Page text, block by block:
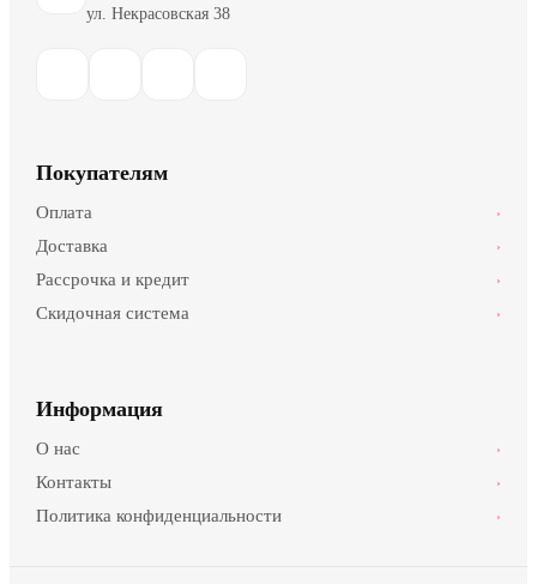
ул. Некрасовская 38
Покупателям
Оплата ›
Доставка ›
Рассрочка и кредит ›
Скидочная система ›
Информация
О нас ›
Контакты ›
Политика конфиденциальности ›